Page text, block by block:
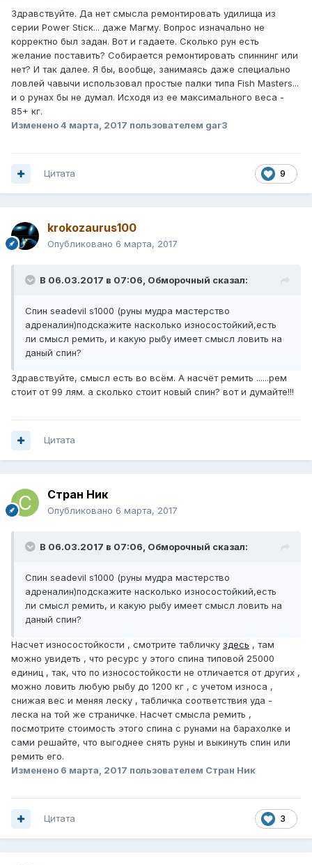
Здравствуйте. Да нет смысла ремонтировать удилища из
серии Power Sticк... даже Магму. Вопрос изначально не
корректно был задан. Вот и гадаете. Сколько рун есть
желание поставить? Собирается ремонтировать спиннинг или
нет? И так далее. Я бы, вообще, занимаясь даже специально
ловлей чавычи использовал простые палки типа Fish Masters...
и о рунах бы не думал. Исходя из ее максимального веса -
85+ кг.
Изменено4 марта, 2017 пользователем gar3
9
Цитата
krokozaurus100
Опубликовано 6 марта, 2017
В 06.03.2017 в 07:06, Обморочный сказал:
Спин seadevil s1000 (руны мудра мастерство
адреналин)подскажите насколько износостойкий,есть
ли смысл ремить, и какую рыбу имеет смысл ловить на
даный спин?
Здравствуйте, смысл есть во всём. А насчёт ремить ......рем
стоит от 99 лям. а сколько стоит новый спин? вот и думайте!!!
Цитата
Стран Ник
Опубликовано 6 марта, 2017
В 06.03.2017 в 07:06, Обморочный сказал:
Спин seadevil s1000 (руны мудра мастерство
адреналин)подскажите насколько износостойкий,есть
ли смысл ремить, и какую рыбу имеет смысл ловить на
даный спин?
Насчет износостойкости , смотрите табличку здесь , там
можно увидеть , что ресурс у этого спина типовой 25000
единиц , так, что по износостойкости не отличается от других ,
можно ловить любую рыбу до 1200 кг , с учетом износа ,
снижая вес и меняя леску , табличка соответствия уда -
леска на той же страничке. Насчет смысла ремить ,
посмотрите стоимость этого спина с рунами на барахолке и
сами решайте, что выгоднее снять руны и выкинуть спин или
ремить его.
Изменено 6 марта, 2017 пользователем Стран Ник
3
Цитата